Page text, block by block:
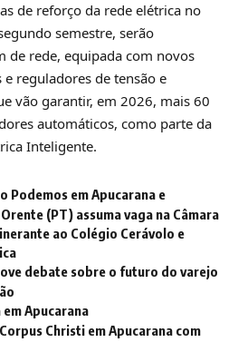
de reforço da rede elétrica no
semestre, serão
de rede, equipada com novos
reguladores de tensão e
vão garantir, em 2026, mais 60
automáticos, como parte da
Inteligente.
Podemos em Apucarana e
(PT) assuma vaga na Câmara
ao Colégio Cerávolo e
debate sobre o futuro do varejo
Apucarana
Christi em Apucarana com